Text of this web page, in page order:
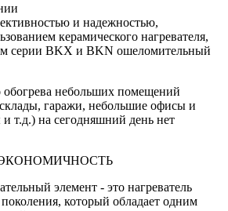
и надежностью,
керамического нагревателя,
серии BKX и BKN ошеломительный
обогрева небольших помещений
гаражи, небольшие офисы и
т.д.) на сегодняшний день нет
элемент - это нагреватель
который обладает одним